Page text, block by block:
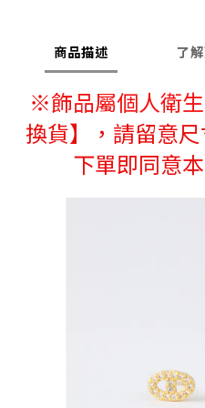
商品描述 了
※飾品屬個人衛生
換貨】，請留意
下單即同意